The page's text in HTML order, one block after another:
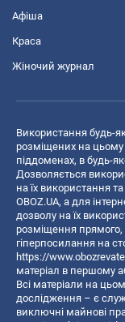
Афіша
Краса
Жіночий журнал
Використання будь-
розміщених на цьому
піддоменах, в будь-
Дозволяється
на їх використання
OBOZ.UA, а для
дозволу на їх
розміщення прямого,
гіперпосилання на
https://
матеріал в першому
Всі матеріали на
дослідження – є
виключні майнові